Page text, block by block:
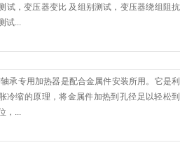
试，变压器变比 及组别测试，变压器绕组阻抗
试...
承专用加热器是配合金属件安装所用。它是利
冷缩的原理，将金属件加热到孔径足以轻松到
，...